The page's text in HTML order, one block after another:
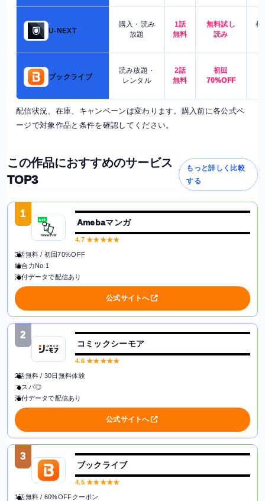
U-NEXT
購入・読み
放題
1話
無料
無料試し
読み
都
ブックライブ
読み放題・
レンタル
2話
無料
初回
70%OFF
配信状況、在庫、キャンペーンは変わります。購入前に各公式ペ
ージで対象作品と条件を確認してください。
この作品におすすめのサービス
TOP3
もっと詳しく比較
する
1
Amebaマンガ
4.7★★★★★
3話無料 / 初回70%OFF
総合力No.1
添付データで配信あり
公式サイトへ
2
コミックシーモア
4.6★★★★★
2話無料 / 30日無料体験
コスパ◎
添付データで配信あり
公式サイトへ
3
ブックライブ
4.5★★★★★
1話無料 / 60%OFFクーポン